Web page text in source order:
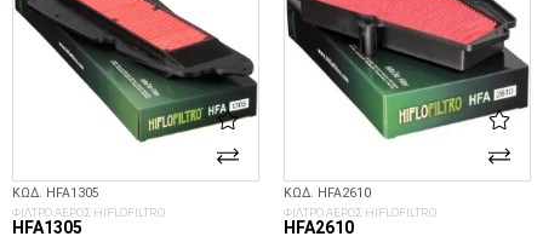
ΚΩΔ. HFA1305
ΦΙΛΤΡΟ ΑΕΡΟΣ HIFLOFILTRO
HFA1305
ΚΩΔ. HFA2610
ΦΙΛΤΡΟ ΑΕΡΟΣ HIFLOFILTRO
HFA2610